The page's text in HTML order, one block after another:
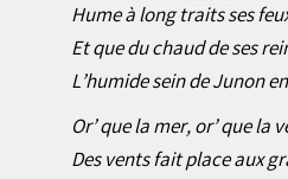
Hume à long traits ses
Et que du chaud de ses
L’humide sein de Junon
Or’ que la mer, or’ que la
Des vents fait place aux